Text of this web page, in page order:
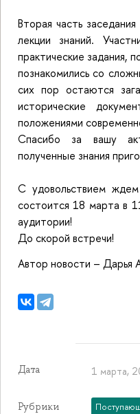
Вторая часть
лекции знаний.
практические задания,
познакомились со
сих пор остаются
исторические
положениями
Спасибо за вашу
полученные знания
С удовольствием
состоится 18 марта в
аудитории!
До скорой встречи!
Автор новости – Дарья
Дата 1 марта,
Рубрики